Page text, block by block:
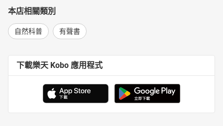
打造新的食物經濟體，一起用「吃」翻轉世界
親親牡蠣，倫敦青年的慢食聚會：用牡蠣吃出英國的光榮記
◎ 倫敦青年食物運動：以食物做為武器，進行創新改革
合作社的進擊：消費者主導的百年超市傳奇
◎ Co-Op推動「責任零售」
人民的超市：格外品，新一代合作社運動的挑戰
本店相關類別
自然科普 有聲書
下載樂天 Kobo 應用程式